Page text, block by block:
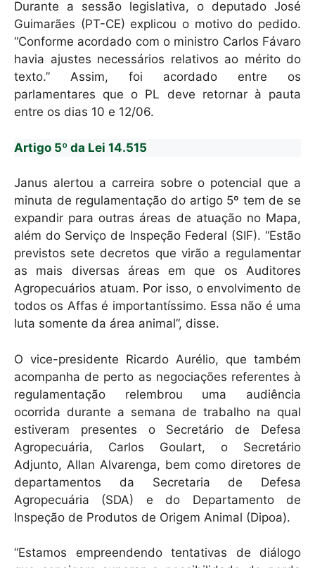
Durante a sessão legislativa, o deputado José
Guimarães (PT-CE) explicou o motivo do pedido.
“Conforme acordado com o ministro Carlos Fávaro
havia ajustes necessários relativos ao mérito do
texto.” Assim, foi acordado entre os
parlamentares que o PL deve retornar à pauta
entre os dias 10 e 12/06.
Artigo 5º da Lei 14.515
Janus alertou a carreira sobre o potencial que a
minuta de regulamentação do artigo 5º tem de se
expandir para outras áreas de atuação no Mapa,
além do Serviço de Inspeção Federal (SIF). “Estão
previstos sete decretos que virão a regulamentar
as mais diversas áreas em que os Auditores
Agropecuários atuam. Por isso, o envolvimento de
todos os Affas é importantíssimo. Essa não é uma
luta somente da área animal”, disse.
O vice-presidente Ricardo Aurélio, que também
acompanha de perto as negociações referentes à
regulamentação relembrou uma audiência
ocorrida durante a semana de trabalho na qual
estiveram presentes o Secretário de Defesa
Agropecuária, Carlos Goulart, o Secretário
Adjunto, Allan Alvarenga, bem como diretores de
departamentos da Secretaria de Defesa
Agropecuária (SDA) e do Departamento de
Inspeção de Produtos de Origem Animal (Dipoa).
“Estamos empreendendo tentativas de diálogo